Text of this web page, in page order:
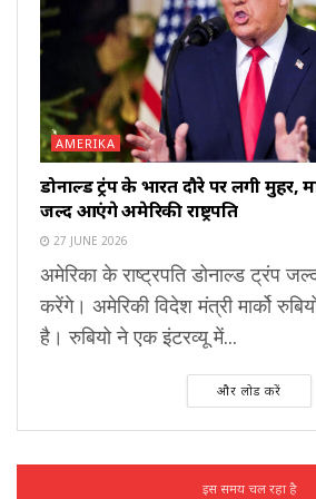
AMERIKA
डोनाल्ड ट्रंप के भारत दौरे पर लगी मुहर,
जल्द आएंगे अमेरिकी राष्ट्रपति
27 JUNE 2026
अमेरिका के राष्ट्रपति डोनाल्ड ट्रंप
करेंगे। अमेरिकी विदेश मंत्री मार्को
है। रुबियो ने एक इंटरव्यू में...
और लोड करें
इस समय चल रहा है